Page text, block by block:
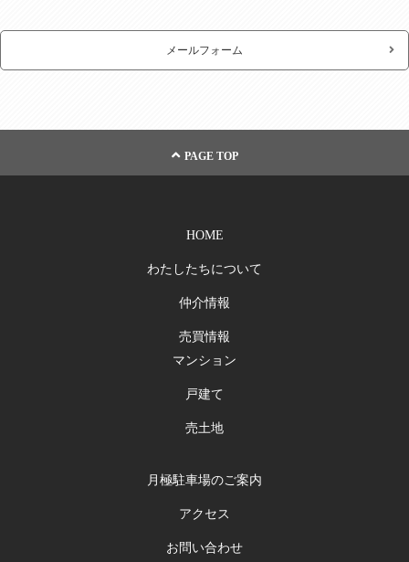
メールフォーム
PAGE TOP
HOME
わたしたちについて
仲介情報
売買情報
マンション
戸建て
売土地
月極駐車場のご案内
アクセス
お問い合わせ